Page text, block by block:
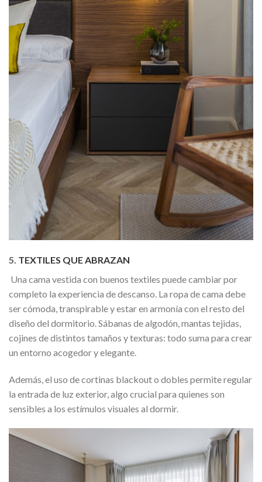
5. TEXTILES QUE ABRAZAN
Una cama vestida con buenos textiles puede cambiar por
completo la experiencia de descanso. La ropa de cama debe
ser cómoda, transpirable y estar en armonía con el resto del
diseño del dormitorio. Sábanas de algodón, mantas tejidas,
cojines de distintos tamaños y texturas: todo suma para crear
un entorno acogedor y elegante.
Además, el uso de cortinas blackout o dobles permite regular
la entrada de luz exterior, algo crucial para quienes son
sensibles a los estímulos visuales al dormir.